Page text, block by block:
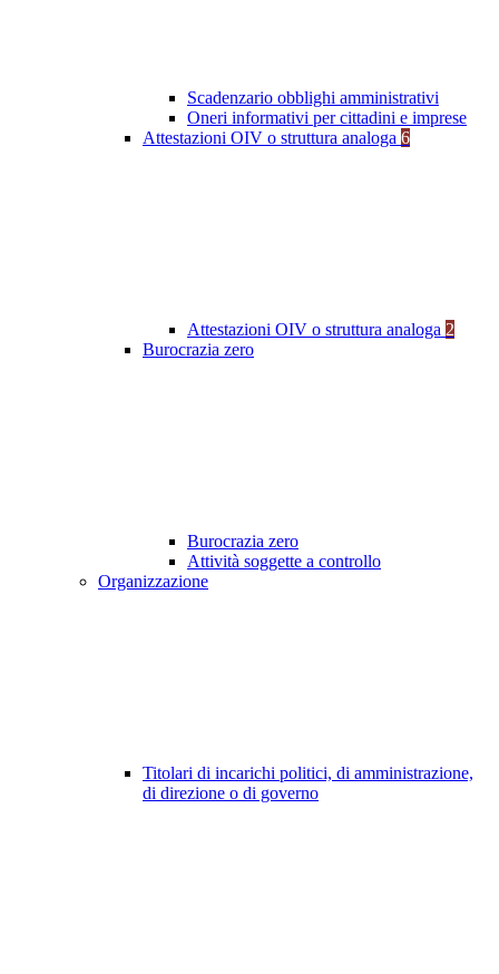
Scadenzario obblighi amministrativi
Oneri informativi per cittadini e imprese
Attestazioni OIV o struttura analoga 6
Attestazioni OIV o struttura analoga 2
Burocrazia zero
Burocrazia zero
Attività soggette a controllo
Organizzazione
Titolari di incarichi politici, di amministrazione,
di direzione o di governo